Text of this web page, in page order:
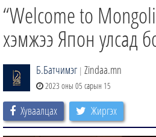
ӨГЛӨӨНИЙ СОНИН
АУДИО ЗОХИОЛ
“Welcome to
хэмжээ Япон улсад
Б.Батчимэг | Zindaa.mn
2023 оны 05 сарын 15
Хуваалцах Жиргэх